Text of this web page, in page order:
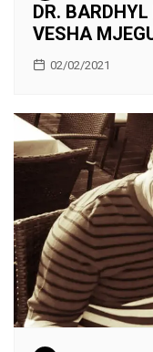
DR.
VESHA
02/02/2021